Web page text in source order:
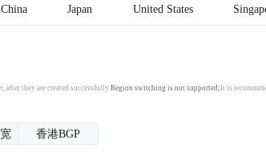
Japan United States
after they are created successfullyRegion switching is not supported;It is
香港BGP